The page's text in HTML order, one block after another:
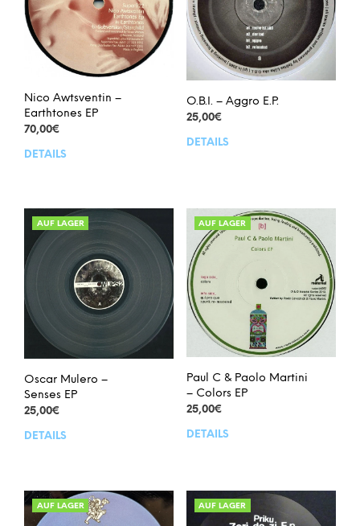
Nico Awtsventin –
Earthtones EP
70,00€
DETAILS
O.B.I. – Aggro E.P.
25,00€
DETAILS
AUF LAGER
Oscar Mulero –
Senses EP
25,00€
DETAILS
AUF LAGER
Paul C & Paolo Martini
– Colors EP
25,00€
DETAILS
AUF LAGER AUF LAGER